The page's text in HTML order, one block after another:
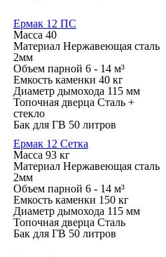
Ермак 12 ПС
Масса 40
Материал Нержавеющая сталь
2мм
Объем парной 6 - 14 м³
Емкость каменки 40 кг
Диаметр дымохода 115 мм
Топочная дверца Сталь +
стекло
Бак для ГВ 50 литров
Ермак 12 Сетка
Масса 93 кг
Материал Нержавеющая сталь
2мм
Объем парной 6 - 14 м³
Емкость каменки 150 кг
Диаметр дымохода 115 мм
Топочная дверца Сталь
Бак для ГВ 50 литров